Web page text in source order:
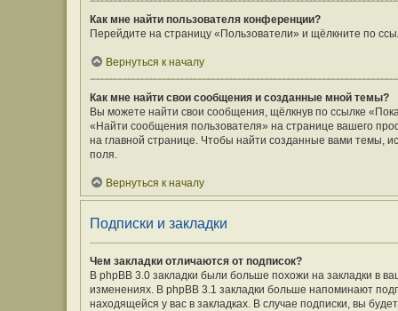
Как мне найти пользователя конференции?
Перейдите на страницу «Пользователи» и щёлкните по
Вернуться к началу
Как мне найти свои сообщения и созданные мной темы?
Вы можете найти свои сообщения, щёлкнув по ссылке
«Найти сообщения пользователя» на странице вашего
на главной странице. Чтобы найти созданные вами темы,
поля.
Вернуться к началу
Подписки и закладки
Чем закладки отличаются от подписок?
В phpBB 3.0 закладки были больше похожи на закладки в
изменениях. В phpBB 3.1 закладки больше напоминают
находящейся у вас в закладках. В случае подписки, вы